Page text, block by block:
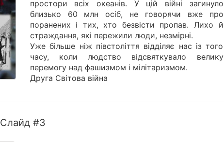
простори всіх океанів. У цій війні загинуло
близько 60 млн осіб, не говорячи вже про
поранених і тих, хто безвісти пропав. Лихо й
страждання, які пережили люди, незмірні.
Уже більше ніж півстоліття відділяє нас із того
часу, коли людство відсвяткувало велику
перемогу над фашизмом і мілітаризмом.
Друга Світова війна
Слайд #3